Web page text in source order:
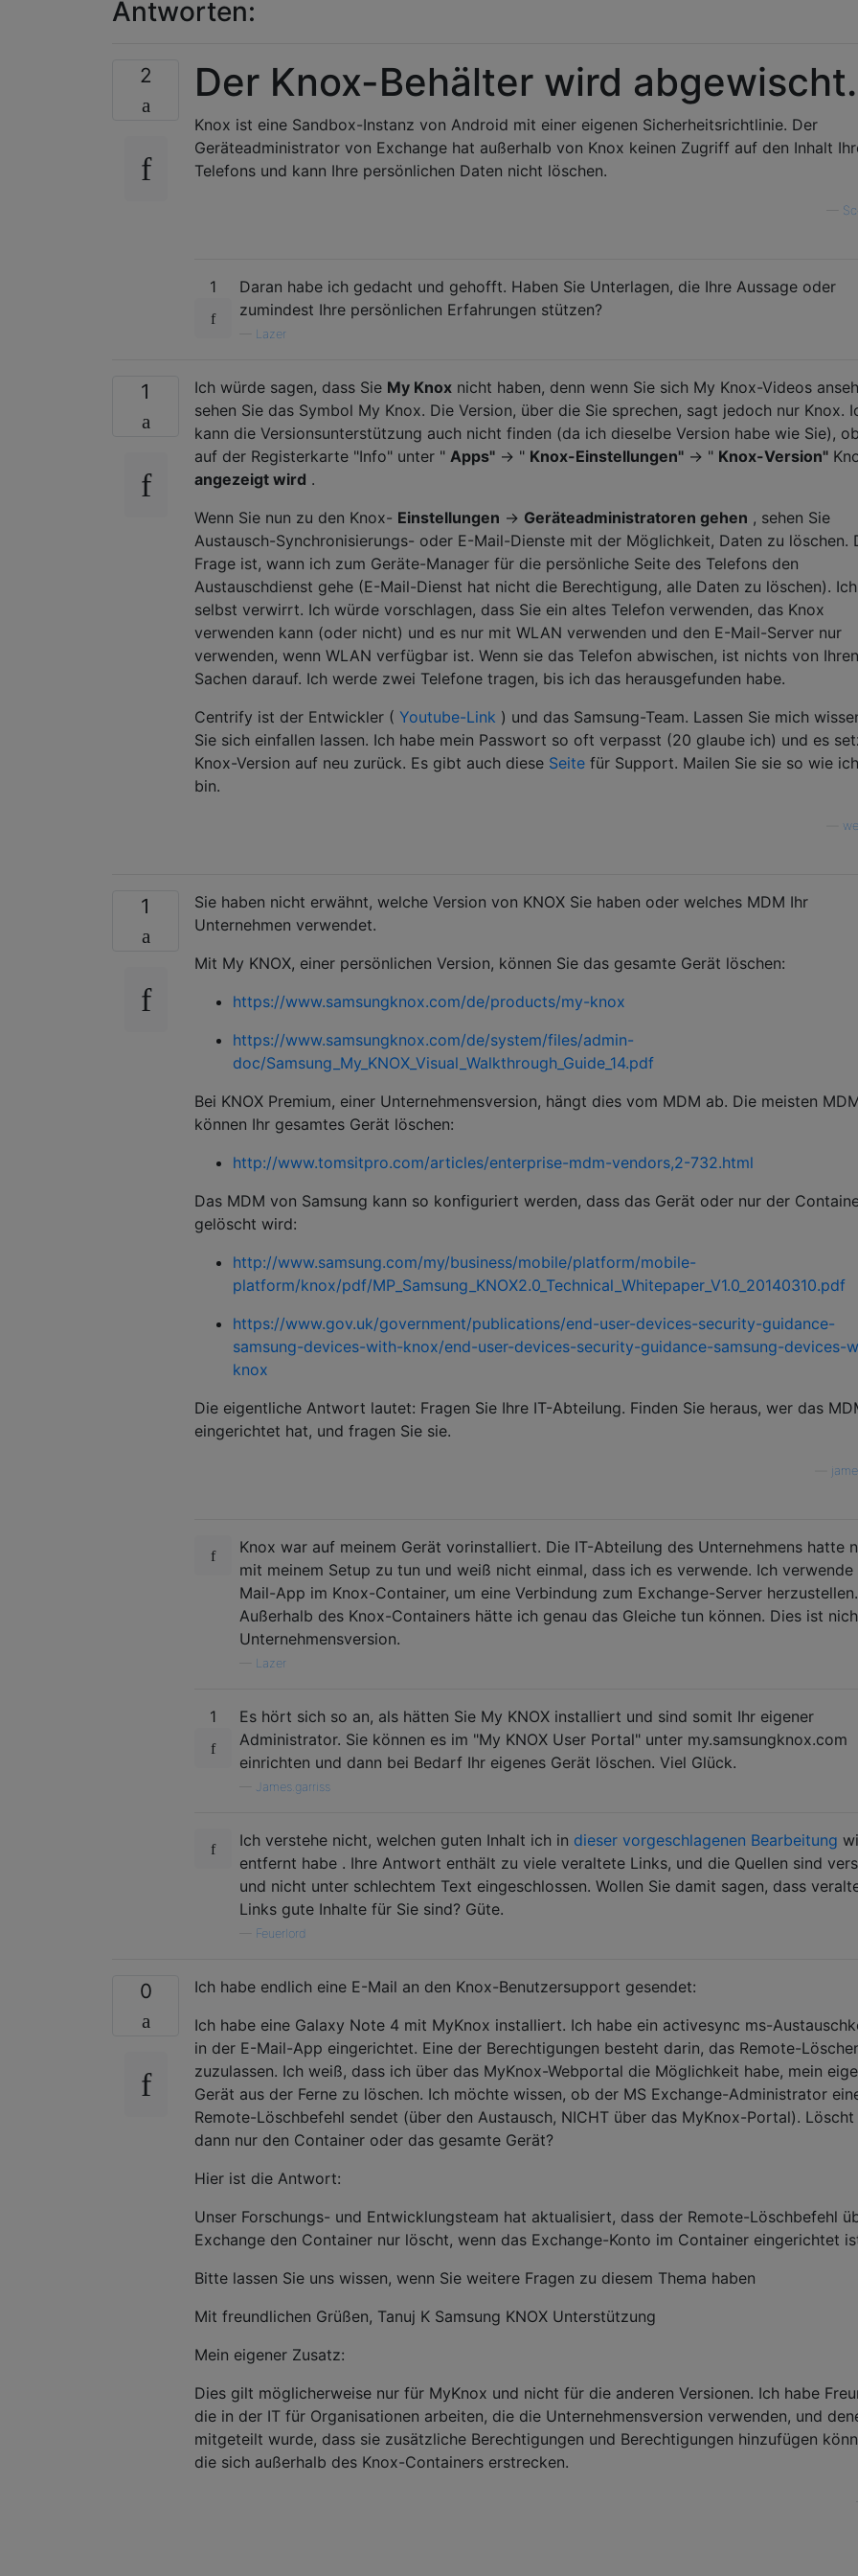
Antworten:
2 Der Knox-Behälter wird abgewischt.
Knox ist eine Sandbox-Instanz von Android mit einer eigenen Sicherheitsrichtlinie. Der
Geräteadministrator von Exchange hat außerhalb von Knox keinen Zugriff auf den Inhalt
Telefons und kann Ihre persönlichen Daten nicht löschen.
1
Daran habe ich gedacht und gehofft. Haben Sie Unterlagen, die Ihre Aussage oder
zumindest Ihre persönlichen Erfahrungen stützen?
Lazer
1 Ich würde sagen, dass Sie My Knox nicht haben, denn wenn Sie sich My Knox-Videos
sehen Sie das Symbol My Knox. Die Version, über die Sie sprechen, sagt jedoch nur Knox.
kann die Versionsunterstützung auch nicht finden (da ich dieselbe Version habe wie Sie),
auf der Registerkarte "Info" unter " Apps" -> " Knox-Einstellungen" -> " Knox-Version"
angezeigt wird .
Wenn Sie nun zu den Knox- Einstellungen -> Geräteadministratoren gehen , sehen Sie
Austausch-Synchronisierungs- oder E-Mail-Dienste mit der Möglichkeit, Daten zu löschen.
Frage ist, wann ich zum Geräte-Manager für die persönliche Seite des Telefons den
Austauschdienst gehe (E-Mail-Dienst hat nicht die Berechtigung, alle Daten zu löschen).
selbst verwirrt. Ich würde vorschlagen, dass Sie ein altes Telefon verwenden, das Knox
verwenden kann (oder nicht) und es nur mit WLAN verwenden und den E-Mail-Server nur
verwenden, wenn WLAN verfügbar ist. Wenn sie das Telefon abwischen, ist nichts von Ihren
Sachen darauf. Ich werde zwei Telefone tragen, bis ich das herausgefunden habe.
Centrify ist der Entwickler ( Youtube-Link ) und das Samsung-Team. Lassen Sie mich
Sie sich einfallen lassen. Ich habe mein Passwort so oft verpasst (20 glaube ich) und es
Knox-Version auf neu zurück. Es gibt auch diese Seite für Support. Mailen Sie sie so wie
bin.
1
Sie haben nicht erwähnt, welche Version von KNOX Sie haben oder welches MDM Ihr
Unternehmen verwendet.
Mit My KNOX, einer persönlichen Version, können Sie das gesamte Gerät löschen:
https://www.samsungknox.com/de/products/my-knox
https://www.samsungknox.com/de/system/files/admin-
doc/Samsung_My_KNOX_Visual_Walkthrough_Guide_14.pdf
Bei KNOX Premium, einer Unternehmensversion, hängt dies vom MDM ab. Die meisten
können Ihr gesamtes Gerät löschen:
http://www.tomsitpro.com/articles/enterprise-mdm-vendors,2-732.html
Das MDM von Samsung kann so konfiguriert werden, dass das Gerät oder nur der
gelöscht wird:
http://www.samsung.com/my/business/mobile/platform/mobile-
platform/knox/pdf/MP_Samsung_KNOX2.0_Technical_Whitepaper_V1.0_20140310.pdf
https://www.gov.uk/government/publications/end-user-devices-security-guidance-
samsung-devices-with-knox/end-user-devices-security-guidance-samsung-devices-
knox
Die eigentliche Antwort lautet: Fragen Sie Ihre IT-Abteilung. Finden Sie heraus, wer das
eingerichtet hat, und fragen Sie sie.
Knox war auf meinem Gerät vorinstalliert. Die IT-Abteilung des Unternehmens hatte
mit meinem Setup zu tun und weiß nicht einmal, dass ich es verwende. Ich verwende
Mail-App im Knox-Container, um eine Verbindung zum Exchange-Server herzustellen.
Außerhalb des Knox-Containers hätte ich genau das Gleiche tun können. Dies ist
Unternehmensversion.
Lazer
1
Es hört sich so an, als hätten Sie My KNOX installiert und sind somit Ihr eigener
Administrator. Sie können es im "My KNOX User Portal" unter my.samsungknox.com
einrichten und dann bei Bedarf Ihr eigenes Gerät löschen. Viel Glück.
James.garriss
Ich verstehe nicht, welchen guten Inhalt ich in dieser vorgeschlagenen Bearbeitung
entfernt habe . Ihre Antwort enthält zu viele veraltete Links, und die Quellen sind
und nicht unter schlechtem Text eingeschlossen. Wollen Sie damit sagen, dass
Links gute Inhalte für Sie sind? Güte.
Feuerlord
0
Ich habe endlich eine E-Mail an den Knox-Benutzersupport gesendet:
Ich habe eine Galaxy Note 4 mit MyKnox installiert. Ich habe ein activesync ms-
in der E-Mail-App eingerichtet. Eine der Berechtigungen besteht darin, das Remote-
zuzulassen. Ich weiß, dass ich über das MyKnox-Webportal die Möglichkeit habe, mein
Gerät aus der Ferne zu löschen. Ich möchte wissen, ob der MS Exchange-Administrator
Remote-Löschbefehl sendet (über den Austausch, NICHT über das MyKnox-Portal). Löscht
dann nur den Container oder das gesamte Gerät?
Hier ist die Antwort:
Unser Forschungs- und Entwicklungsteam hat aktualisiert, dass der Remote-Löschbefehl
Exchange den Container nur löscht, wenn das Exchange-Konto im Container eingerichtet
Bitte lassen Sie uns wissen, wenn Sie weitere Fragen zu diesem Thema haben
Mit freundlichen Grüßen, Tanuj K Samsung KNOX Unterstützung
Mein eigener Zusatz:
Dies gilt möglicherweise nur für MyKnox und nicht für die anderen Versionen. Ich habe
die in der IT für Organisationen arbeiten, die die Unternehmensversion verwenden, und
mitgeteilt wurde, dass sie zusätzliche Berechtigungen und Berechtigungen hinzufügen
die sich außerhalb des Knox-Containers erstrecken.